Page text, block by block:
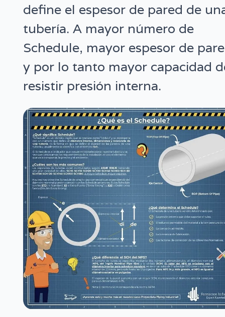
define el espesor de pared de
tubería. A mayor número de
Schedule, mayor espesor de
y por lo tanto mayor capacidad
resistir presión interna.